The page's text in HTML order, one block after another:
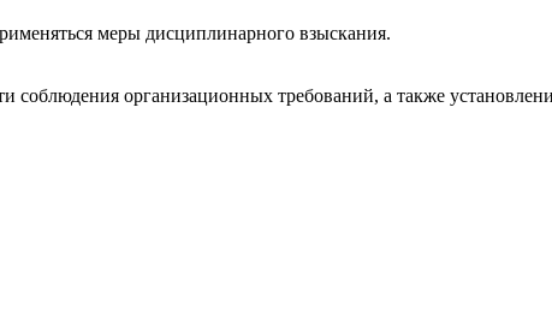
меры дисциплинарного взыскания.
организационных требований, а также